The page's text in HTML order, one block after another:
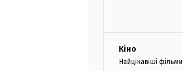
Кіно
Найцікавіші фільми